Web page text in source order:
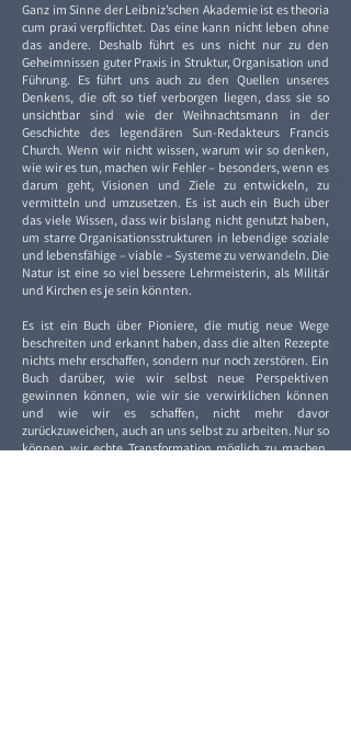
Ganz im Sinne der Leibniz’schen Akademie ist es theoria
cum praxi verpflichtet. Das eine kann nicht leben ohne
das andere. Deshalb führt es uns nicht nur zu den
Geheimnissen guter Praxis in Struktur, Organisation und
Führung. Es führt uns auch zu den Quellen unseres
Denkens, die oft so tief verborgen liegen, dass sie so
unsichtbar sind wie der Weihnachtsmann in der
Geschichte des legendären Sun-Redakteurs Francis
Church. Wenn wir nicht wissen, warum wir so denken,
wie wir es tun, machen wir Fehler – besonders, wenn es
darum geht, Visionen und Ziele zu entwickeln, zu
vermitteln und umzusetzen. Es ist auch ein Buch über
das viele Wissen, dass wir bislang nicht genutzt haben,
um starre Organisationsstrukturen in lebendige soziale
und lebensfähige – viable – Systeme zu verwandeln. Die
Natur ist eine so viel bessere Lehrmeisterin, als Militär
und Kirchen es je sein könnten.
Es ist ein Buch über Pioniere, die mutig neue Wege
beschreiten und erkannt haben, dass die alten Rezepte
nichts mehr erschaffen, sondern nur noch zerstören. Ein
Buch darüber, wie wir selbst neue Perspektiven
gewinnen können, wie wir sie verwirklichen können
und wie wir es schaffen, nicht mehr davor
zurückzuweichen, auch an uns selbst zu arbeiten. Nur so
können wir echte Transformation möglich zu machen,